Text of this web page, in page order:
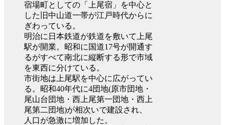
宿場町としての「上尾宿」を中心と
した旧中山道一帯が江戸時代からに
ぎわっている。
明治に日本鉄道が鉄道を敷いて上尾
駅が開業。昭和に国道17号が開通す
るがすべて南北に縦断する形で市域
を東西に分けている。
市街地は上尾駅を中心に広がってい
る。昭和40年代に4団地(原市団地・
尾山台団地・西上尾第一団地・西上
尾第二団地)が相次いで建設され、
人口が急激に増加した。